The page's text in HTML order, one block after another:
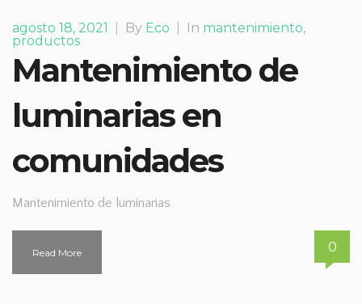
agosto 18, 2021 By Eco In mantenimiento,
productos
Mantenimiento de
luminarias en
comunidades
Mantenimiento de luminarias
Read More 0